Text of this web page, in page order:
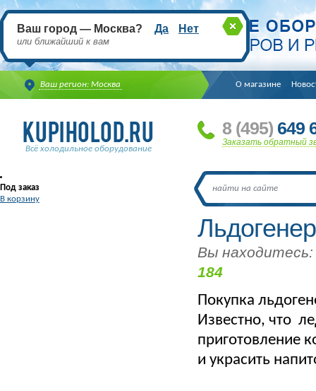
Ваш регион: Москва
Ваш город — Москва? Да Нет
или ближайший к вам
О магазине
Всё холодильное оборудование
8 (495) 649
Заказать обратный
Вы находитесь:
184
Покупка
Известно, что
приготовление
и украсить
Под заказ
В корзину